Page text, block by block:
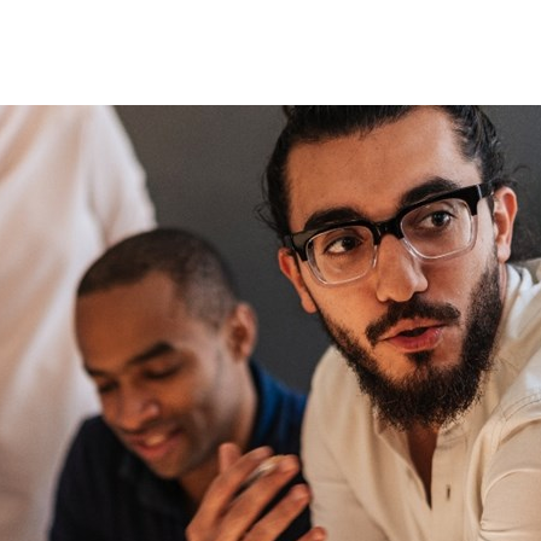
Kuwait
Malaysia
Norway
Poland
Romania
Singapore